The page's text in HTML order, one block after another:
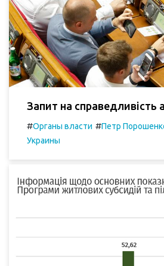
Запит на справедливість
#Органы власти #Петр
Украины